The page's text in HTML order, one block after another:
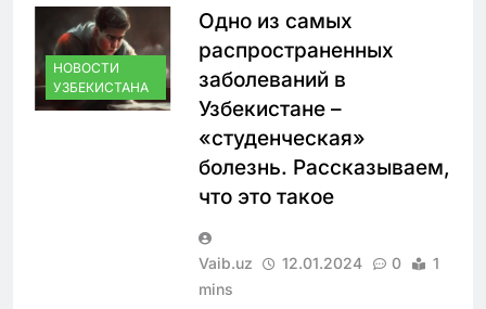
НОВОСТИ
УЗБЕКИСТАНА
Одно из самых
распространенных
заболеваний в
Узбекистане –
«студенческая»
болезнь. Рассказываем,
что это такое
Vaib.uz 12.01.2024 0
1
mins